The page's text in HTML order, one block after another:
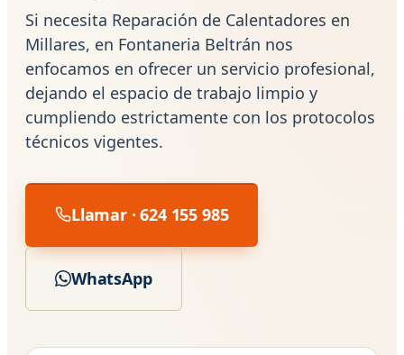
Si necesita Reparación de Calentadores en
Millares, en Fontaneria Beltrán nos
enfocamos en ofrecer un servicio profesional,
dejando el espacio de trabajo limpio y
cumpliendo estrictamente con los protocolos
técnicos vigentes.
Llamar · 624 155 985
WhatsApp